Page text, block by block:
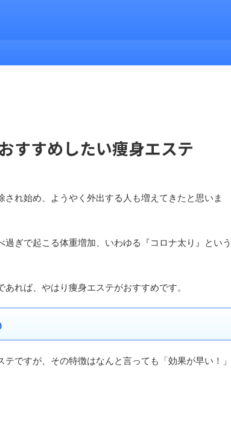
すすめしたい痩身エステ
れ始め、ようやく外出する人も増えてきたと思いま
ぎで起こる体重増加、いわゆる『コロナ太り』という
れば、やはり痩身エステがおすすめです。
ですが、その特徴はなんと言っても「効果が早い！」